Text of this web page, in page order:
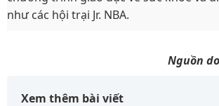
như các hội trại Jr. NBA.
Nguồn
Xem thêm bài viết